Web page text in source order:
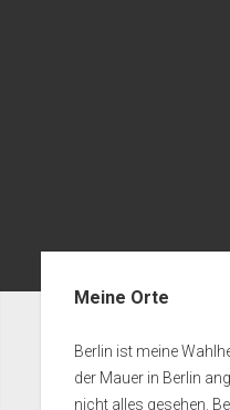
Meine Orte
Berlin ist meine
der Mauer in Berlin
nicht alles gesehen.